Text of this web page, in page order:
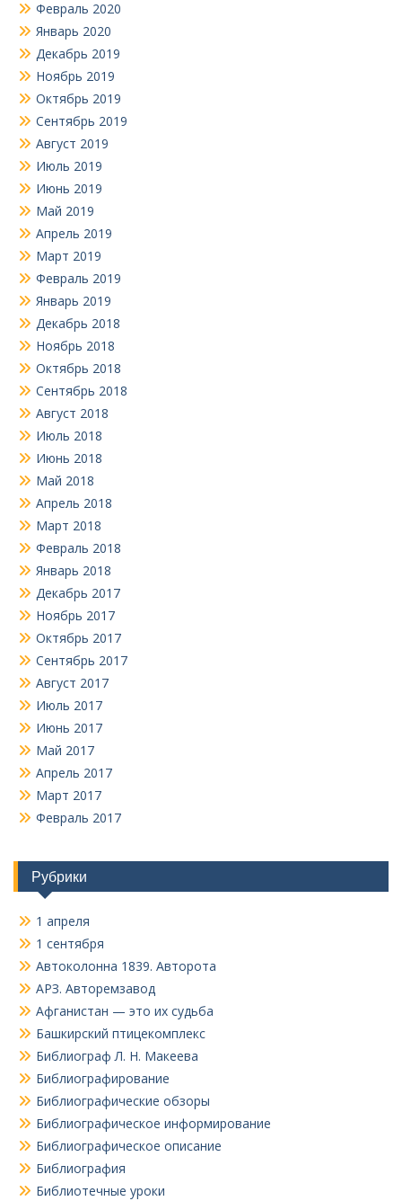
Февраль 2020
Январь 2020
Декабрь 2019
Ноябрь 2019
Октябрь 2019
Сентябрь 2019
Август 2019
Июль 2019
Июнь 2019
Май 2019
Апрель 2019
Март 2019
Февраль 2019
Январь 2019
Декабрь 2018
Ноябрь 2018
Октябрь 2018
Сентябрь 2018
Август 2018
Июль 2018
Июнь 2018
Май 2018
Апрель 2018
Март 2018
Февраль 2018
Январь 2018
Декабрь 2017
Ноябрь 2017
Октябрь 2017
Сентябрь 2017
Август 2017
Июль 2017
Июнь 2017
Май 2017
Апрель 2017
Март 2017
Февраль 2017
Рубрики
1 апреля
1 сентября
Автоколонна 1839. Авторота
АРЗ. Авторемзавод
Афганистан — это их судьба
Башкирский птицекомплекс
Библиограф Л. Н. Макеева
Библиографирование
Библиографические обзоры
Библиографическое информирование
Библиографическое описание
Библиография
Библиотечные уроки